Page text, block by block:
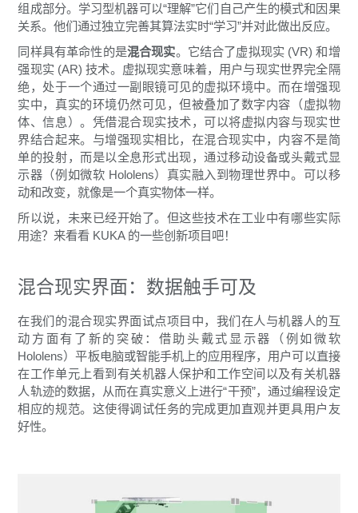
组成部分。学习型机器可以“理解”它们自己产生的模式和因果
关系。他们通过独立完善其算法实时“学习”并对此做出反应。
同样具有革命性的是混合现实。它结合了虚拟现实 (VR) 和增
强现实 (AR) 技术。虚拟现实意味着，用户与现实世界完全隔
绝，处于一个通过一副眼镜可见的虚拟环境中。而在增强现
实中，真实的环境仍然可见，但被叠加了数字内容（虚拟物
体、信息）。凭借混合现实技术，可以将虚拟内容与现实世
界结合起来。与增强现实相比，在混合现实中，内容不是简
单的投射，而是以全息形式出现，通过移动设备或头戴式显
示器（例如微软 Hololens）真实融入到物理世界中。可以移
动和改变，就像是一个真实物体一样。
所以说，未来已经开始了。但这些技术在工业中有哪些实际
用途？来看看 KUKA 的一些创新项目吧！
混合现实界面：数据触手可及
在我们的混合现实界面试点项目中，我们在人与机器人的互
动方面有了新的突破：借助头戴式显示器（例如微软
Hololens）平板电脑或智能手机上的应用程序，用户可以直接
在工作单元上看到有关机器人保护和工作空间以及有关机器
人轨迹的数据，从而在真实意义上进行“干预”，通过编程设定
相应的规范。这使得调试任务的完成更加直观并更具用户友
好性。